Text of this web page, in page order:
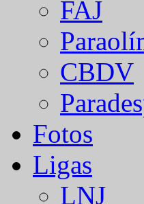
FAJ
CBDV
Fotos
Ligas
LNJ